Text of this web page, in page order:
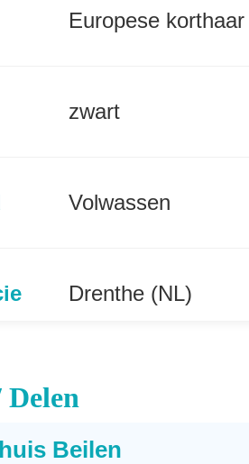
Europese korthaar
zwart
Volwassen
Drenthe (NL)
Beilen